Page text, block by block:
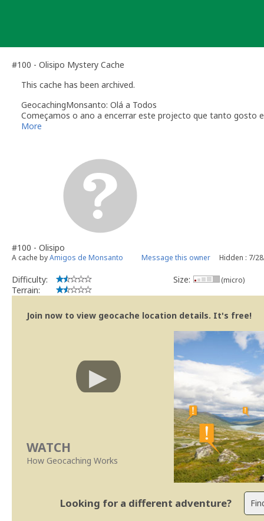
#100 - Olisipo Mystery Cache
This cache has been archived.
GeocachingMonsanto: Olá a Todos
Começamos o ano a encerrar este projecto que tanto gosto
Foram muitas as aventuras que foram proporcionadas a
todos os que tornaram este projecto possível e que, ao
Feliz geocaching!
More
#100 - Olisipo
A cache byAmigos de Monsanto Message this owner Hidden : 7/
Difficulty:
Terrain:
Size: (micro)
Join now to view geocache location details. It's free!
WATCH
How Geocaching Works
Looking for a different adventure?